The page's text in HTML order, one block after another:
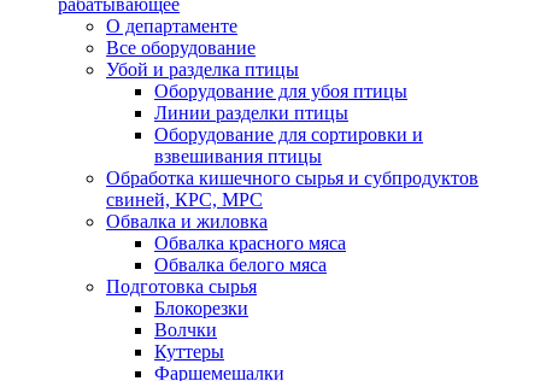
рабатывающее
О департаменте
Все оборудование
Убой и разделка птицы
Оборудование для убоя птицы
Линии разделки птицы
Оборудование для сортировки и
взвешивания птицы
Обработка кишечного сырья и субпродуктов
свиней, КРС, МРС
Обвалка и жиловка
Обвалка красного мяса
Обвалка белого мяса
Подготовка сырья
Блокорезки
Волчки
Куттеры
Фаршемешалки